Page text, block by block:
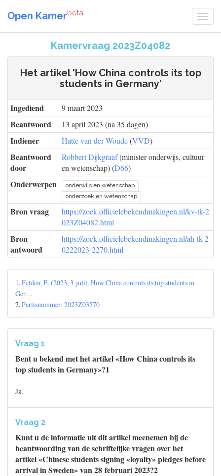
Open Kamerbeta
Kamervraag 2023Z04082
Het artikel 'How China controls its top
students in Germany'
Ingediend 9 maart 2023
Beantwoord 13 april 2023 (na 35 dagen)
Indiener Hatte van der Woude(VVD)
Beantwoord
door
Robbert Dijkgraaf(minister onderwijs, cultuur
en wetenschap) (D66)
Onderwerpen
onderwijs en wetenschap
onderzoek en wetenschap
Bron vraag
https://zoek.officielebekendmakingen.nl/kv-tk-2
023Z04082.html
Bron
antwoord
https://zoek.officielebekendmakingen.nl/ah-tk-2
0222023-2270.html
1.Felden, E. (2023, 3 juli). How China controls its top students in
Ger…
2.Parlisnummer: 2023Z03570
Vraag 1
Bent u bekend met het artikel «How China controls its
top students in Germany»?1
Ja.
Vraag 2
Kunt u de informatie uit dit artikel meenemen bij de
beantwoording van de schriftelijke vragen over het
artikel «Chinese students signing «loyalty» pledges before
arrival in Sweden» van 28 februari 2023?2